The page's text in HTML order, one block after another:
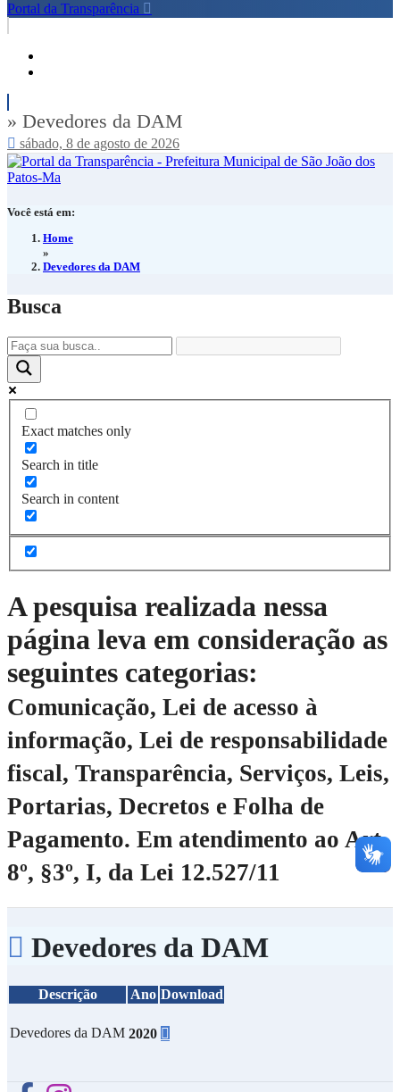
Portal da Transparência
» Devedores da DAM
sábado, 8 de agosto de 2026
Você está em:
Home
»
Devedores da DAM
Busca
Exact matches only
Search in title
Search in content
A pesquisa realizada nessa
página leva em consideração as
seguintes categorias:
Comunicação, Lei de acesso à
informação, Lei de responsabilidade
fiscal, Transparência, Serviços, Leis,
Portarias, Decretos e Folha de
Pagamento. Em atendimento ao Art.
8º, §3º, I, da Lei 12.527/11
Devedores da DAM
Descrição Ano Download
Devedores da DAM 2020